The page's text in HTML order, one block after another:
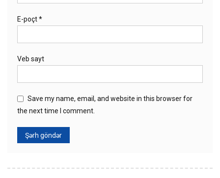
E-poçt*
Veb sayt
Save my name, email, and website in this browser for
the next time I comment.